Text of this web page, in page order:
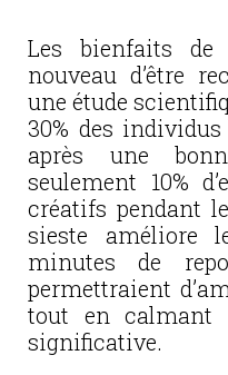
Les bienfaits
nouveau d’être
une étude
30% des
après une
seulement 10%
créatifs pendant
sieste améliore
minutes de
permettraient
tout en calmant
significative.